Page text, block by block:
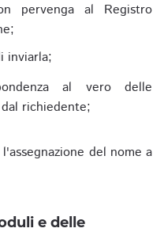
pervenga al Registro
inviarla;
al vero delle
richiedente;
del nome a
e delle